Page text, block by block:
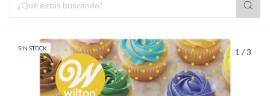
SIN STOCK 1 /3